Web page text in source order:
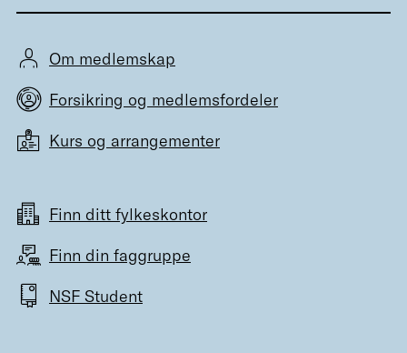
Om medlemskap
Forsikring og medlemsfordeler
Kurs og arrangementer
Finn ditt fylkeskontor
Finn din faggruppe
NSF Student